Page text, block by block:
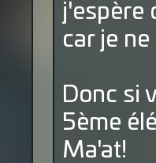
j'espère
car je
Donc si
5ème
Ma'at!